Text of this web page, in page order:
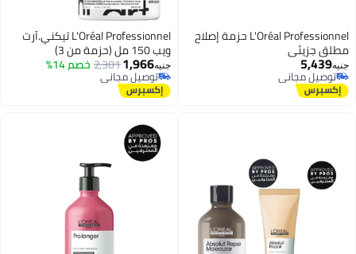
L'Oréal Professionnel حزمة إصلاح
مطلق جزيئي
جنيه5,439
توصيل مجاني
توصيل مجاني
L'Oréal Professionnel تيكني.آرت
ويب 150 مل (حزمة من 3)
جنيه1,966
2,301خصم 14%
توصيل مجاني
توصيل مجاني